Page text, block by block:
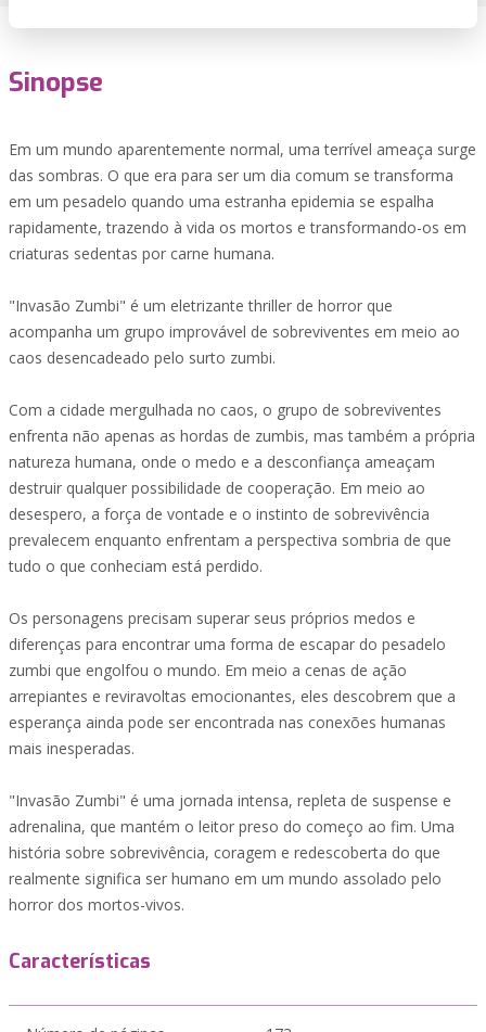
Sinopse
Em um mundo aparentemente normal, uma terrível ameaça surge
das sombras. O que era para ser um dia comum se transforma
em um pesadelo quando uma estranha epidemia se espalha
rapidamente, trazendo à vida os mortos e transformando-os em
criaturas sedentas por carne humana.
"Invasão Zumbi" é um eletrizante thriller de horror que
acompanha um grupo improvável de sobreviventes em meio ao
caos desencadeado pelo surto zumbi.
Com a cidade mergulhada no caos, o grupo de sobreviventes
enfrenta não apenas as hordas de zumbis, mas também a própria
natureza humana, onde o medo e a desconfiança ameaçam
destruir qualquer possibilidade de cooperação. Em meio ao
desespero, a força de vontade e o instinto de sobrevivência
prevalecem enquanto enfrentam a perspectiva sombria de que
tudo o que conheciam está perdido.
Os personagens precisam superar seus próprios medos e
diferenças para encontrar uma forma de escapar do pesadelo
zumbi que engolfou o mundo. Em meio a cenas de ação
arrepiantes e reviravoltas emocionantes, eles descobrem que a
esperança ainda pode ser encontrada nas conexões humanas
mais inesperadas.
"Invasão Zumbi" é uma jornada intensa, repleta de suspense e
adrenalina, que mantém o leitor preso do começo ao fim. Uma
história sobre sobrevivência, coragem e redescoberta do que
realmente significa ser humano em um mundo assolado pelo
horror dos mortos-vivos.
Características